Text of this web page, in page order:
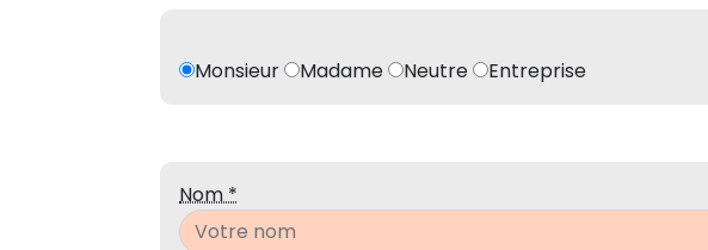
Monsieur Madame Neutre Entreprise
Nom *